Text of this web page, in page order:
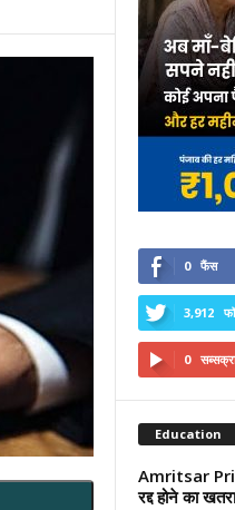
0 फैंस
3,912
0
Education
Amritsar
रद्द होने का